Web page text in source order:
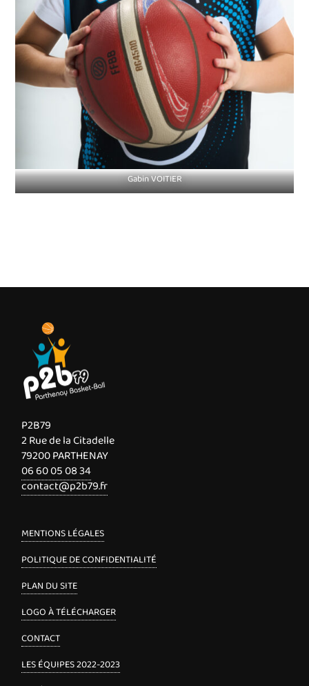
Gabin VOITIER
P2B79
2 Rue de la Citadelle
79200 PARTHENAY
06 60 05 08 34
contact@p2b79.fr
MENTIONS LÉGALES
POLITIQUE DE CONFIDENTIALITÉ
PLAN DU SITE
LOGO À TÉLÉCHARGER
CONTACT
LES ÉQUIPES 2022-2023